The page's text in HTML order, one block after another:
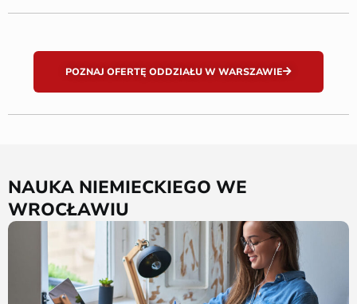
POZNAJ OFERTĘ ODDZIAŁU W WARSZAWIE
NAUKA NIEMIECKIEGO WE
WROCŁAWIU